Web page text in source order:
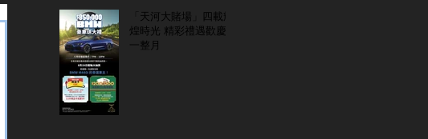
「天河大賭場」四載輝
煌時光 精彩禮遇歡慶
一整月